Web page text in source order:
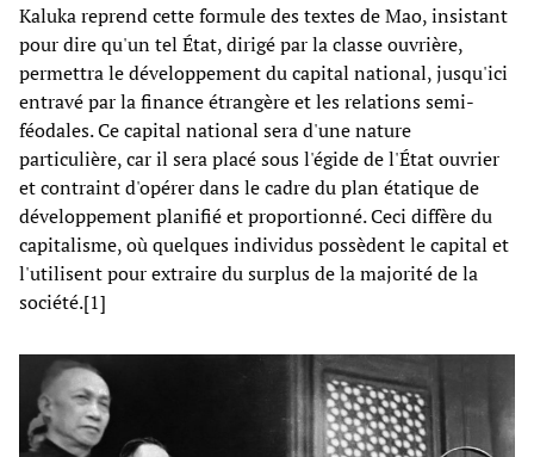
Kaluka reprend cette formule des textes de Mao, insistant
pour dire qu'un tel État, dirigé par la classe ouvrière,
permettra le développement du capital national, jusqu'ici
entravé par la finance étrangère et les relations semi-
féodales. Ce capital national sera d'une nature
particulière, car il sera placé sous l'égide de l'État ouvrier
et contraint d'opérer dans le cadre du plan étatique de
développement planifié et proportionné. Ceci diffère du
capitalisme, où quelques individus possèdent le capital et
l'utilisent pour extraire du surplus de la majorité de la
société.[1]